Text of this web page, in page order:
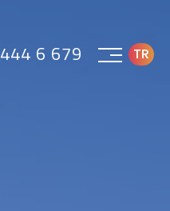
444 6 679 TR